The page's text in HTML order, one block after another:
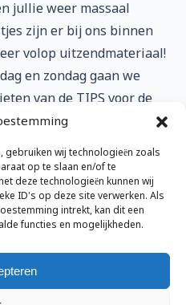
wij technologieën zoals
op te slaan en/of te
deze technologieën kunnen wij
ID's op deze site verwerken. Als
intrekt, kan dit een
functies en mogelijkheden.
jullie weer massaal
zijn er bij ons binnen
volop uitzendmateriaal!
en zondag gaan we
van de TIPS voor de
straks met je lijst bezig
plaatjes die jouw
kunt nemen in je lijst.
weer genieten, want er
platen binnen gekomen.